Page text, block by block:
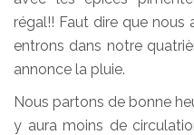
régal!! Faut dire que nous
entrons dans notre
annonce la pluie.
Nous partons de bonne
y aura moins de